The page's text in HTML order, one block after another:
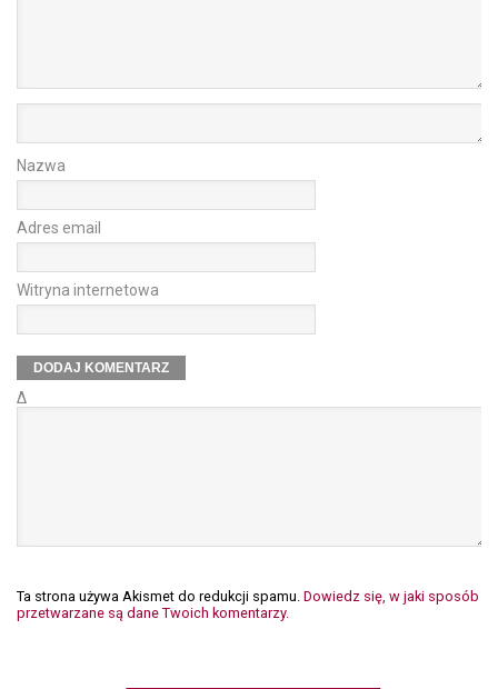
Nazwa
Adres email
Witryna internetowa
Δ
Ta strona używa Akismet do redukcji spamu. Dowiedz się, w jaki sposób
przetwarzane są dane Twoich komentarzy.